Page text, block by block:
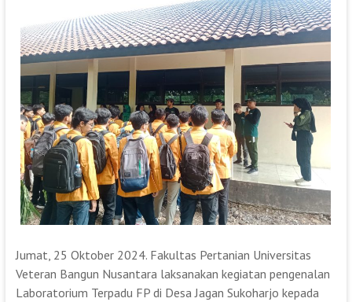
Jumat, 25 Oktober 2024. Fakultas Pertanian Universitas
Veteran Bangun Nusantara laksanakan kegiatan pengenalan
Laboratorium Terpadu FP di Desa Jagan Sukoharjo kepada